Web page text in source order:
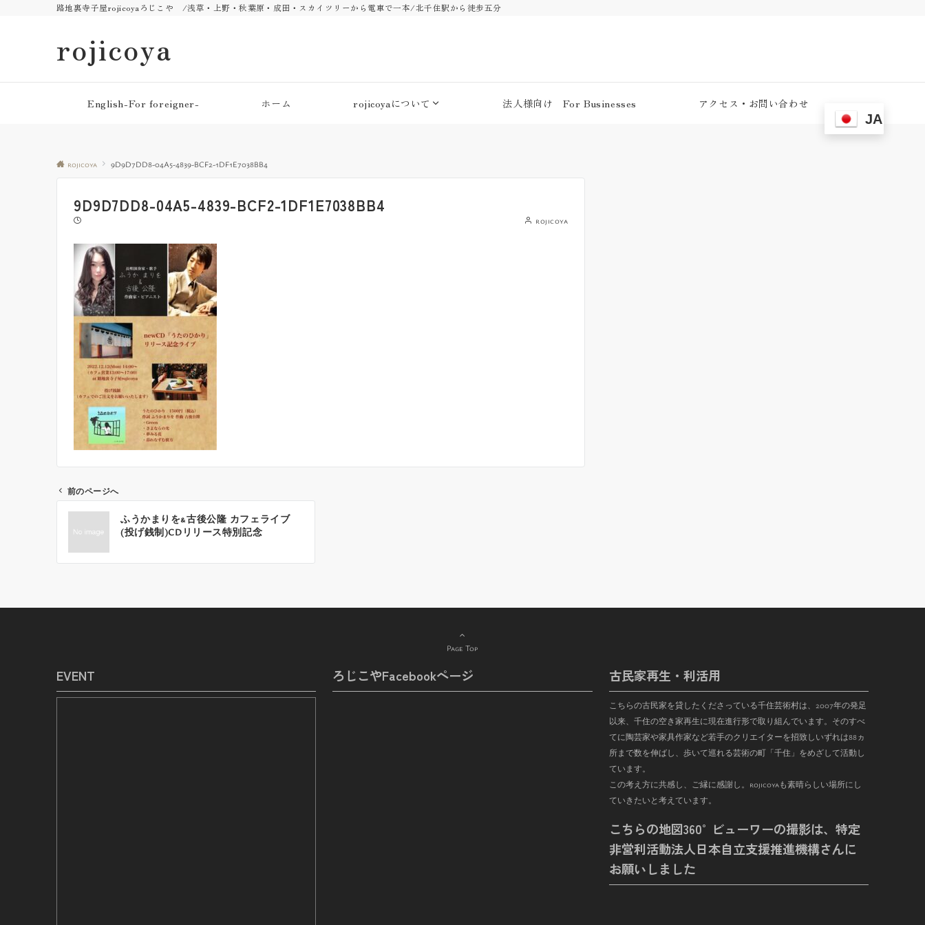
路地裏寺子屋rojicoyaろじこや /浅草・上野・秋葉原・成田・スカイツリーから電車で一本/北千住駅から徒歩五分
rojicoya
English-For foreigner- ホーム rojicoyaについて 法人様向け For Businesses アクセス・お問い合わせ
JA
rojicoya 9D9D7DD8-04A5-4839-BCF2-1DF1E7038BB4
9D9D7DD8-04A5-4839-BCF2-1DF1E7038BB4
rojicoya
ビ
シ
前のページへ
ふうかまりを&古後公隆 カフェライブ
(投げ銭制)CDリリース特別記念
Page Top
EVENT ろじこやFacebookページ 古民家再生・利活用
こちらの古民家を貸したくださっている千住芸術村は、 2007年の発足
以来、千住の空き家再生に現在進行形で取り組んでいます。そのすべ
てに陶芸家や家具作家など若手のクリエイターを招致しいずれは88ヵ
所まで数を伸ばし、歩いて巡れる芸術の町「千住」をめざして活動し
ています。
この考え方に共感し、ご縁に感謝し。rojicoyaも素晴らしい場所にし
ていきたいと考えています。
こちらの地図360°ビューワーの撮影は、特定
非営利活動法人日本自立支援推進機構さんに
お願いしました